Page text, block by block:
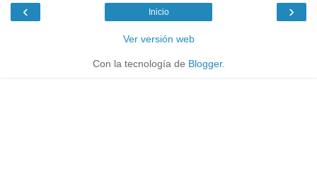
‹ ›
Inicio
Ver versión web
Con la tecnología de Blogger.